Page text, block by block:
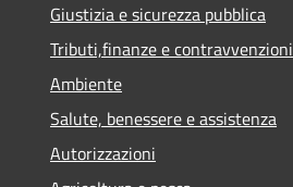
Giustizia e sicurezza pubblica
Tributi,finanze e contravvenzioni
Ambiente
Salute, benessere e assistenza
Autorizzazioni